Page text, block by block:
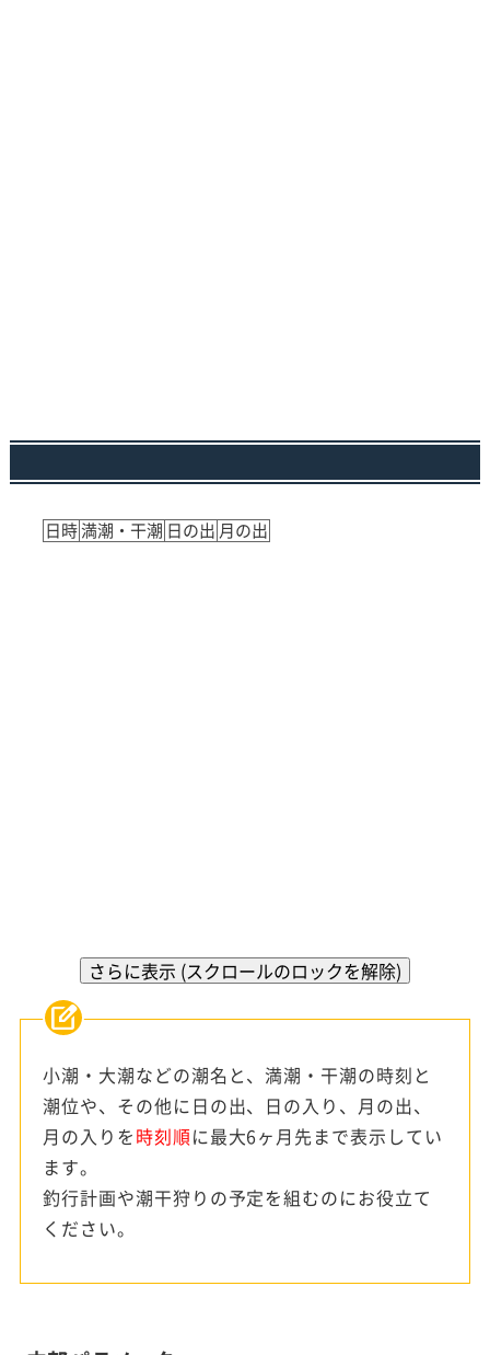
日時満潮・干潮 日の出 月の出
さらに表示 (スクロールのロックを解除)
小潮・大潮などの潮名と、満潮・干潮の時刻と
潮位や、その他に日の出、日の入り、月の出、
月の入りを時刻順に最大6ヶ月先まで表示してい
ます。
釣行計画や潮干狩りの予定を組むのにお役立て
ください。